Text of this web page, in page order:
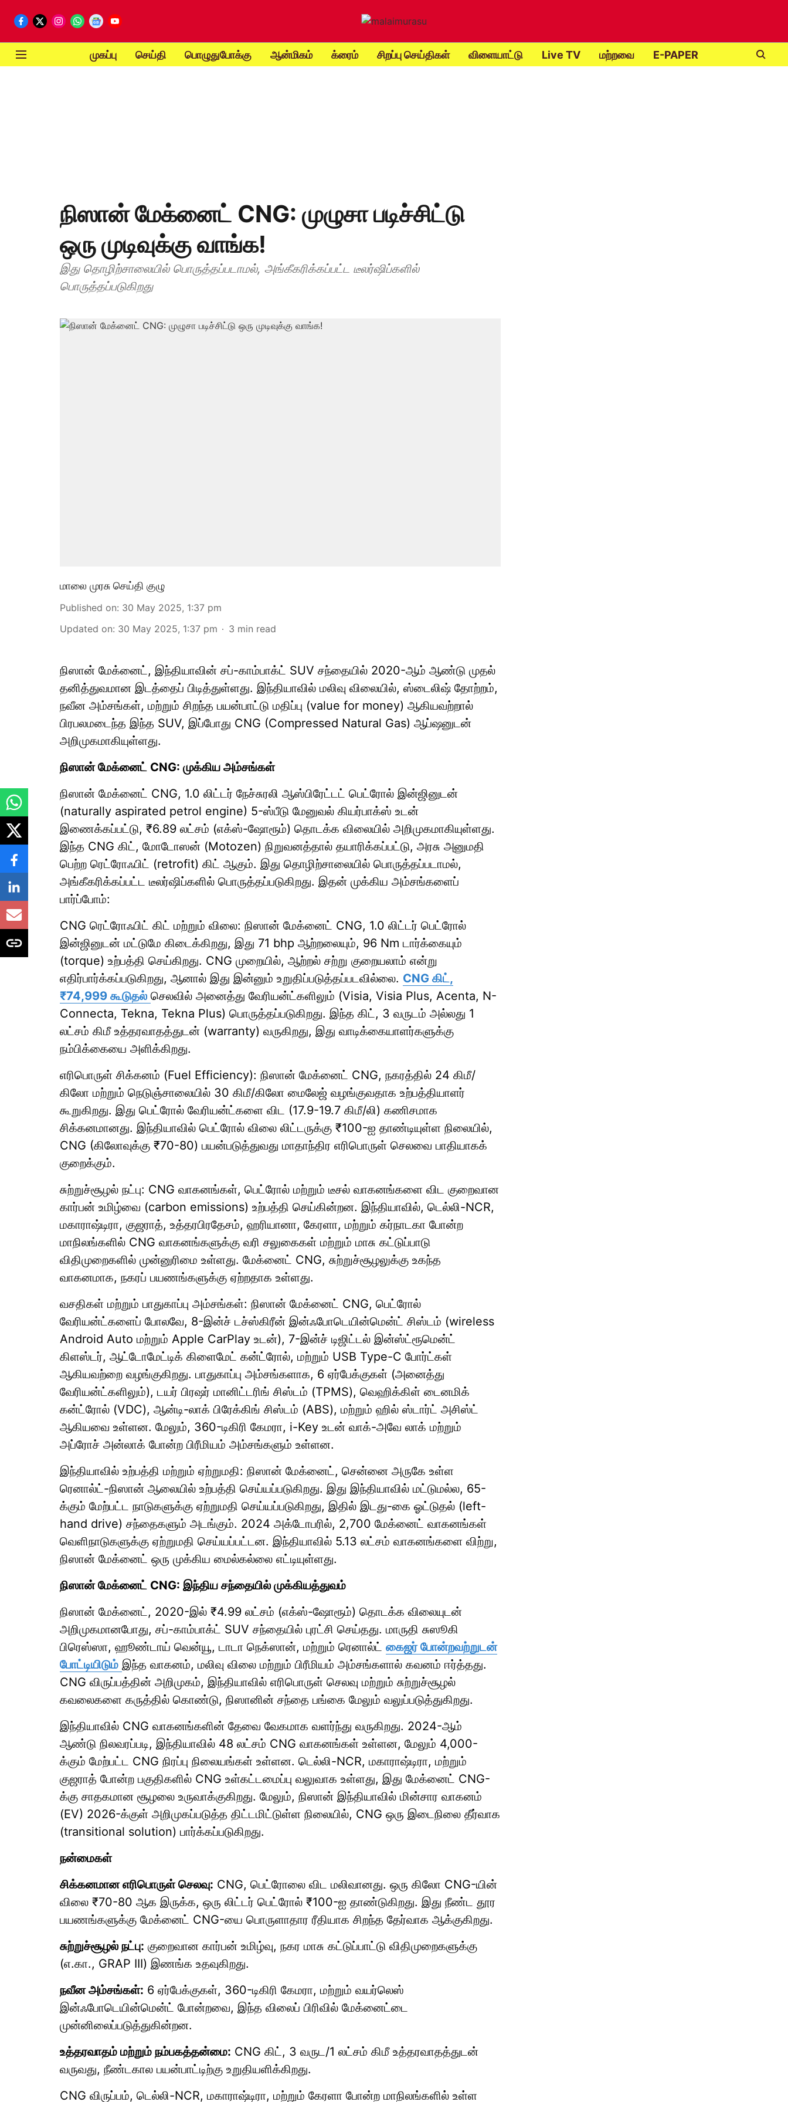
முகப்பு செய்தி பொழுதுபோக்கு ஆன்மிகம் க்ரைம் சிறப்பு செய்திகள் விளையாட்டு Live TV மற்றவை E-PAPER
நிஸான் மேக்னைட் CNG: முழுசா படிச்சிட்டு
ஒரு முடிவுக்கு வாங்க!
இது தொழிற்சாலையில் பொருத்தப்படாமல், அங்கீகரிக்கப்பட்ட டீலர்ஷிப்களில்
பொருத்தப்படுகிறது
மாலை முரசு செய்தி குழு
Published on: 30 May 2025, 1:37 pm
Updated on: 30 May 2025, 1:37 pm 3 min read
நிஸான் மேக்னைட், இந்தியாவின் சப்-காம்பாக்ட் SUV சந்தையில் 2020-ஆம் ஆண்டு முதல்
தனித்துவமான இடத்தைப் பிடித்துள்ளது. இந்தியாவில் மலிவு விலையில், ஸ்டைலிஷ் தோற்றம்,
நவீன அம்சங்கள், மற்றும் சிறந்த பயன்பாட்டு மதிப்பு (value for money) ஆகியவற்றால்
பிரபலமடைந்த இந்த SUV, இப்போது CNG (Compressed Natural Gas) ஆப்ஷனுடன்
அறிமுகமாகியுள்ளது.
நிஸான் மேக்னைட் CNG: முக்கிய அம்சங்கள்
நிஸான் மேக்னைட் CNG, 1.0 லிட்டர் நேச்சுரலி ஆஸ்பிரேட்டட் பெட்ரோல் இன்ஜினுடன்
(naturally aspirated petrol engine) 5-ஸ்பீடு மேனுவல் கியர்பாக்ஸ் உடன்
இணைக்கப்பட்டு, ₹6.89 லட்சம் (எக்ஸ்-ஷோரூம்) தொடக்க விலையில் அறிமுகமாகியுள்ளது.
இந்த CNG கிட், மோடோஸன் (Motozen) நிறுவனத்தால் தயாரிக்கப்பட்டு, அரசு அனுமதி
பெற்ற ரெட்ரோஃபிட் (retrofit) கிட் ஆகும். இது தொழிற்சாலையில் பொருத்தப்படாமல்,
அங்கீகரிக்கப்பட்ட டீலர்ஷிப்களில் பொருத்தப்படுகிறது. இதன் முக்கிய அம்சங்களைப்
பார்ப்போம்:
CNG ரெட்ரோஃபிட் கிட் மற்றும் விலை: நிஸான் மேக்னைட் CNG, 1.0 லிட்டர் பெட்ரோல்
இன்ஜினுடன் மட்டுமே கிடைக்கிறது, இது 71 bhp ஆற்றலையும், 96 Nm டார்க்கையும்
(torque) உற்பத்தி செய்கிறது. CNG முறையில், ஆற்றல் சற்று குறையலாம் என்று
எதிர்பார்க்கப்படுகிறது, ஆனால் இது இன்னும் உறுதிப்படுத்தப்படவில்லை. CNG கிட்,
₹74,999 கூடுதல் செலவில் அனைத்து வேரியன்ட்களிலும் (Visia, Visia Plus, Acenta, N-
Connecta, Tekna, Tekna Plus) பொருத்தப்படுகிறது. இந்த கிட், 3 வருடம் அல்லது 1
லட்சம் கிமீ உத்தரவாதத்துடன் (warranty) வருகிறது, இது வாடிக்கையாளர்களுக்கு
நம்பிக்கையை அளிக்கிறது.
எரிபொருள் சிக்கனம் (Fuel Efficiency): நிஸான் மேக்னைட் CNG, நகரத்தில் 24 கிமீ/
கிலோ மற்றும் நெடுஞ்சாலையில் 30 கிமீ/கிலோ மைலேஜ் வழங்குவதாக உற்பத்தியாளர்
கூறுகிறது. இது பெட்ரோல் வேரியன்ட்களை விட (17.9-19.7 கிமீ/லி) கணிசமாக
சிக்கனமானது. இந்தியாவில் பெட்ரோல் விலை லிட்டருக்கு ₹100-ஐ தாண்டியுள்ள நிலையில்,
CNG (கிலோவுக்கு ₹70-80) பயன்படுத்துவது மாதாந்திர எரிபொருள் செலவை பாதியாகக்
குறைக்கும்.
சுற்றுச்சூழல் நட்பு: CNG வாகனங்கள், பெட்ரோல் மற்றும் டீசல் வாகனங்களை விட குறைவான
கார்பன் உமிழ்வை (carbon emissions) உற்பத்தி செய்கின்றன. இந்தியாவில், டெல்லி-NCR,
மகாராஷ்டிரா, குஜராத், உத்தரபிரதேசம், ஹரியானா, கேரளா, மற்றும் கர்நாடகா போன்ற
மாநிலங்களில் CNG வாகனங்களுக்கு வரி சலுகைகள் மற்றும் மாசு கட்டுப்பாடு
விதிமுறைகளில் முன்னுரிமை உள்ளது. மேக்னைட் CNG, சுற்றுச்சூழலுக்கு உகந்த
வாகனமாக, நகரப் பயணங்களுக்கு ஏற்றதாக உள்ளது.
வசதிகள் மற்றும் பாதுகாப்பு அம்சங்கள்: நிஸான் மேக்னைட் CNG, பெட்ரோல்
வேரியன்ட்களைப் போலவே, 8-இன்ச் டச்ஸ்கிரீன் இன்ஃபோடெயின்மென்ட் சிஸ்டம் (wireless
Android Auto மற்றும் Apple CarPlay உடன்), 7-இன்ச் டிஜிட்டல் இன்ஸ்ட்ரூமென்ட்
கிளஸ்டர், ஆட்டோமேட்டிக் கிளைமேட் கன்ட்ரோல், மற்றும் USB Type-C போர்ட்கள்
ஆகியவற்றை வழங்குகிறது. பாதுகாப்பு அம்சங்களாக, 6 ஏர்பேக்குகள் (அனைத்து
வேரியன்ட்களிலும்), டயர் பிரஷர் மானிட்டரிங் சிஸ்டம் (TPMS), வெஹிக்கிள் டைனமிக்
கன்ட்ரோல் (VDC), ஆன்டி-லாக் பிரேக்கிங் சிஸ்டம் (ABS), மற்றும் ஹில் ஸ்டார்ட் அசிஸ்ட்
ஆகியவை உள்ளன. மேலும், 360-டிகிரி கேமரா, i-Key உடன் வாக்-அவே லாக் மற்றும்
அப்ரோச் அன்லாக் போன்ற பிரீமியம் அம்சங்களும் உள்ளன.
இந்தியாவில் உற்பத்தி மற்றும் ஏற்றுமதி: நிஸான் மேக்னைட், சென்னை அருகே உள்ள
ரெனால்ட்-நிஸான் ஆலையில் உற்பத்தி செய்யப்படுகிறது. இது இந்தியாவில் மட்டுமல்ல, 65-
க்கும் மேற்பட்ட நாடுகளுக்கு ஏற்றுமதி செய்யப்படுகிறது, இதில் இடது-கை ஓட்டுதல் (left-
hand drive) சந்தைகளும் அடங்கும். 2024 அக்டோபரில், 2,700 மேக்னைட் வாகனங்கள்
வெளிநாடுகளுக்கு ஏற்றுமதி செய்யப்பட்டன. இந்தியாவில் 5.13 லட்சம் வாகனங்களை விற்று,
நிஸான் மேக்னைட் ஒரு முக்கிய மைல்கல்லை எட்டியுள்ளது.
நிஸான் மேக்னைட் CNG: இந்திய சந்தையில் முக்கியத்துவம்
நிஸான் மேக்னைட், 2020-இல் ₹4.99 லட்சம் (எக்ஸ்-ஷோரூம்) தொடக்க விலையுடன்
அறிமுகமானபோது, சப்-காம்பாக்ட் SUV சந்தையில் புரட்சி செய்தது. மாருதி சுஸூகி
பிரெஸ்ஸா, ஹூண்டாய் வென்யூ, டாடா நெக்ஸான், மற்றும் ரெனால்ட் கைஜர் போன்றவற்றுடன்
போட்டியிடும் இந்த வாகனம், மலிவு விலை மற்றும் பிரீமியம் அம்சங்களால் கவனம் ஈர்த்தது.
CNG விருப்பத்தின் அறிமுகம், இந்தியாவில் எரிபொருள் செலவு மற்றும் சுற்றுச்சூழல்
கவலைகளை கருத்தில் கொண்டு, நிஸானின் சந்தை பங்கை மேலும் வலுப்படுத்துகிறது.
இந்தியாவில் CNG வாகனங்களின் தேவை வேகமாக வளர்ந்து வருகிறது. 2024-ஆம்
ஆண்டு நிலவரப்படி, இந்தியாவில் 48 லட்சம் CNG வாகனங்கள் உள்ளன, மேலும் 4,000-
க்கும் மேற்பட்ட CNG நிரப்பு நிலையங்கள் உள்ளன. டெல்லி-NCR, மகாராஷ்டிரா, மற்றும்
குஜராத் போன்ற பகுதிகளில் CNG உள்கட்டமைப்பு வலுவாக உள்ளது, இது மேக்னைட் CNG-
க்கு சாதகமான சூழலை உருவாக்குகிறது. மேலும், நிஸான் இந்தியாவில் மின்சார வாகனம்
(EV) 2026-க்குள் அறிமுகப்படுத்த திட்டமிட்டுள்ள நிலையில், CNG ஒரு இடைநிலை தீர்வாக
(transitional solution) பார்க்கப்படுகிறது.
நன்மைகள்
சிக்கனமான எரிபொருள் செலவு: CNG, பெட்ரோலை விட மலிவானது. ஒரு கிலோ CNG-யின்
விலை ₹70-80 ஆக இருக்க, ஒரு லிட்டர் பெட்ரோல் ₹100-ஐ தாண்டுகிறது. இது நீண்ட தூர
பயணங்களுக்கு மேக்னைட் CNG-யை பொருளாதார ரீதியாக சிறந்த தேர்வாக ஆக்குகிறது.
சுற்றுச்சூழல் நட்பு: குறைவான கார்பன் உமிழ்வு, நகர மாசு கட்டுப்பாட்டு விதிமுறைகளுக்கு
(எ.கா., GRAP III) இணங்க உதவுகிறது.
நவீன அம்சங்கள்: 6 ஏர்பேக்குகள், 360-டிகிரி கேமரா, மற்றும் வயர்லெஸ்
இன்ஃபோடெயின்மென்ட் போன்றவை, இந்த விலைப் பிரிவில் மேக்னைட்டை
முன்னிலைப்படுத்துகின்றன.
உத்தரவாதம் மற்றும் நம்பகத்தன்மை: CNG கிட், 3 வருட/1 லட்சம் கிமீ உத்தரவாதத்துடன்
வருவது, நீண்டகால பயன்பாட்டிற்கு உறுதியளிக்கிறது.
CNG விருப்பம், டெல்லி-NCR, மகாராஷ்டிரா, மற்றும் கேரளா போன்ற மாநிலங்களில் உள்ள